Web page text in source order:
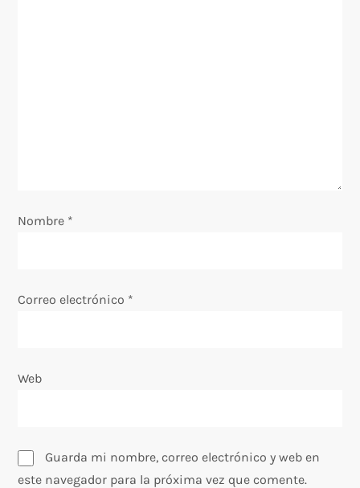
n
r
d
s
Nombre *
Correo electrónico *
Web
Guarda mi nombre, correo electrónico y web en
este navegador para la próxima vez que comente.